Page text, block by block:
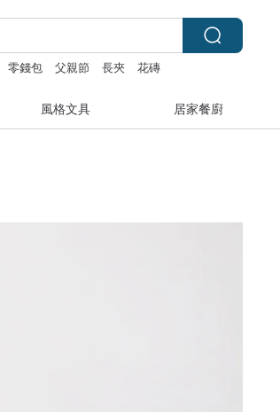
零錢包 父親節 長夾 花磚
風格文具 居家餐廚